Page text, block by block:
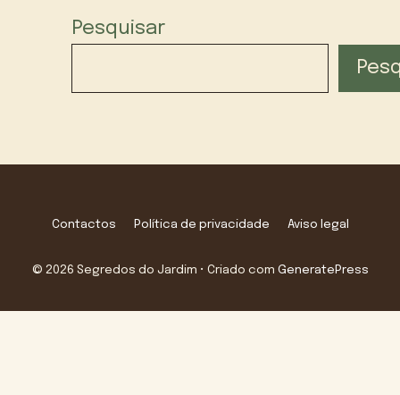
Pesquisar
Contactos Política de privacidade Aviso legal
© 2026 Segredos do Jardim • Criado com GeneratePress